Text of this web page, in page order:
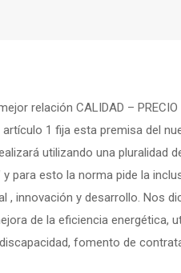
relación CALIDAD –
1 fija esta premisa del
utilizando una pluralidad
y para esto la norma pide la
, innovación y desarrollo. Nos
de la eficiencia energética,
fomento de